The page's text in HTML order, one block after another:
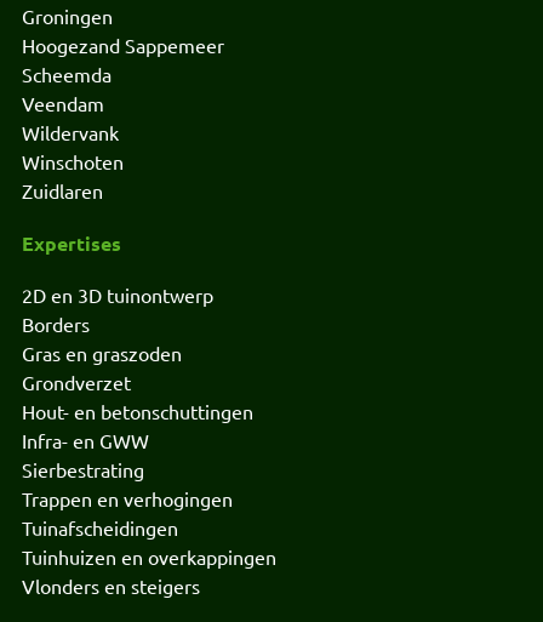
Groningen
Hoogezand Sappemeer
Scheemda
Veendam
Wildervank
Winschoten
Zuidlaren
Expertises
2D en 3D tuinontwerp
Borders
Gras en graszoden
Grondverzet
Hout- en betonschuttingen
Infra- en GWW
Sierbestrating
Trappen en verhogingen
Tuinafscheidingen
Tuinhuizen en overkappingen
Vlonders en steigers